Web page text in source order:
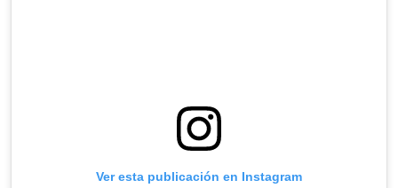
Ver esta publicación en Instagram